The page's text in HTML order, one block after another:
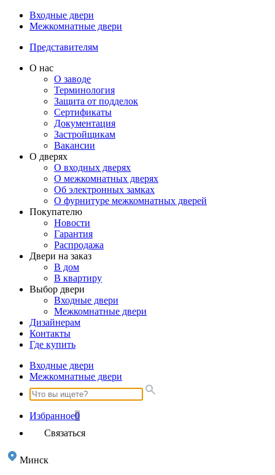
Входные двери
Межкомнатные двери
Представителям
О нас
О заводе
Терминология
Защита от подделок
Сертификаты
Документация
Застройщикам
Вакансии
О дверях
О входных дверях
О межкомнатных дверях
Об электронных замках
О фурнитуре межкомнатных дверей
Покупателю
Новости
Гарантия
Распродажа
Двери на заказ
В дом
В квартиру
Выбор двери
Входные двери
Межкомнатные двери
Дизайнерам
Контакты
Где купить
Входные двери
Межкомнатные двери
Избранное0
Связаться
Минск